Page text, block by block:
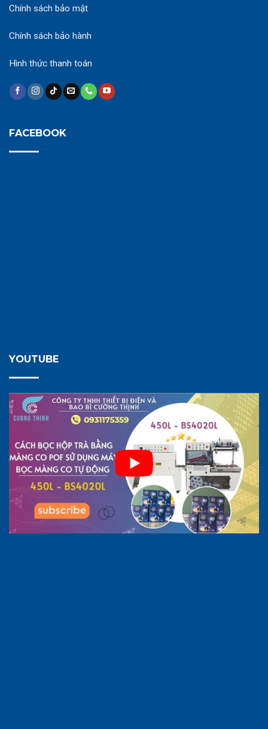
Chính sách bảo mật
Chính sách bảo hành
Hình thức thanh toán
FACEBOOK
YOUTUBE